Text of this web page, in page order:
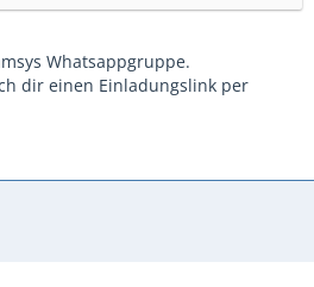
Whatsappgruppe.
dir einen Einladungslink per